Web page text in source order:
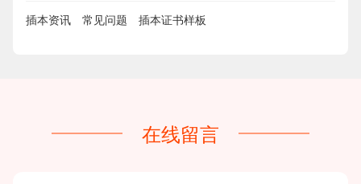
插本资讯 常见问题 插本证书样板
在线留言